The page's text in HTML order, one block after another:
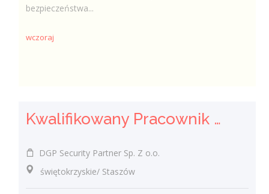
bezpieczeństwa...
wczoraj
Kwalifikowany Pracownik / Kwalifikowana Pracowniczka Ochrony
DGP Security Partner Sp. Z o.o.
świętokrzyskie/ Staszów